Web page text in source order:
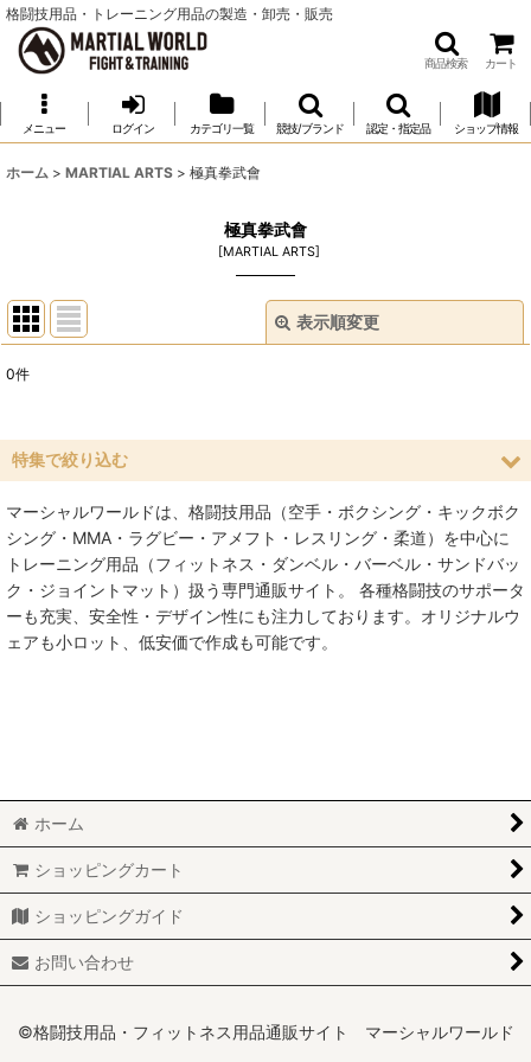
格闘技用品・トレーニング用品の製造・卸売・販売
商品検索 カート
メニュー ログイン カテゴリ一覧 競技/ブランド 認定・指定品 ショップ情報
ホーム > MARTIAL ARTS > 極真拳武會
極真拳武會
[MARTIAL ARTS]
表示順変更
並び順:
絞り込む
0件
特集で絞り込む
空手
MMA総合格闘技
柔術
少林寺拳法
サンボ
レスリング
MARTIAL WORLD
マーシャルワールドは、格闘技用品（空手・ボクシング・キックボク
シング・MMA・ラグビー・アメフト・レスリング・柔道）を中心に
トレーニング用品（フィットネス・ダンベル・バーベル・サンドバッ
ク・ジョイントマット）扱う専門通販サイト。 各種格闘技のサポータ
ーも充実、安全性・デザイン性にも注力しております。オリジナルウ
ェアも小ロット、低安価で作成も可能です。
ホーム
ショッピングカート
ショッピングガイド
お問い合わせ
©格闘技用品・フィットネス用品通販サイト マーシャルワールド